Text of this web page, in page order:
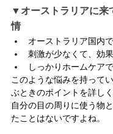
▼オーストラリアに来
情
オーストラリア国内
刺激が少なくて、効
しっかりホームケア
このような悩みを持って
ぶときのポイントを詳し
自分の目の周りに使う物
たことはないですよね。